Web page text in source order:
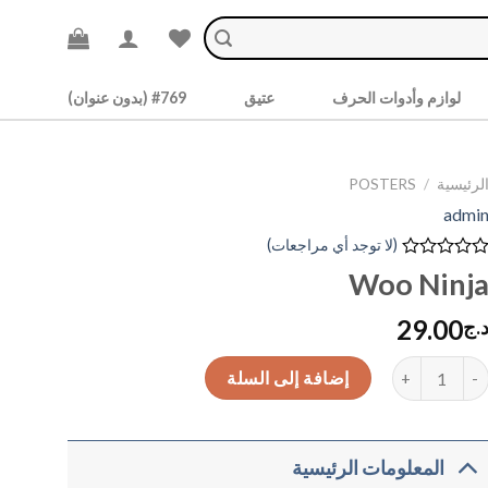
لوازم وأدوات الحرف عتيق #769 (بدون عنوان)
الرئيسية /
POSTERS
admin
تم
التقييم
من
5
(لا توجد أي مراجعات)
Woo Ninja
د.ج29.00
كمية Woo Ninja إضافة إلى السلة
المعلومات الرئيسية